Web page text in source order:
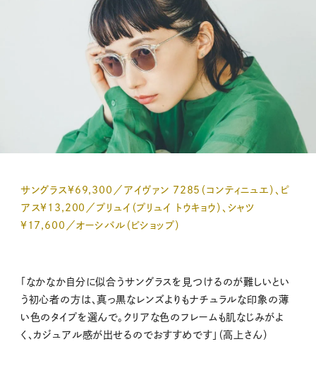
サングラス¥69,300／アイヴァン 7285（コンティニュエ）、ピ
アス¥13,200／プリュイ（プリュイ トウキョウ）、シャツ
¥17,600／オーシバル（ビショップ）
「なかなか自分に似合うサングラスを見つけるのが難しいとい
う初心者の方は、真っ黒なレンズよりもナチュラルな印象の薄
い色のタイプを選んで。クリアな色のフレームも肌なじみがよ
く、カジュアル感が出せるのでおすすめです」（高上さん）